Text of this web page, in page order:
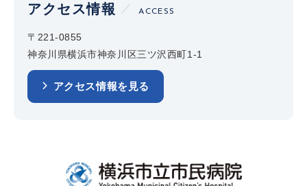
アクセス情報 ACCESS
〒221-0855
神奈川県横浜市神奈川区三ツ沢西町1-1
アクセス情報を見る